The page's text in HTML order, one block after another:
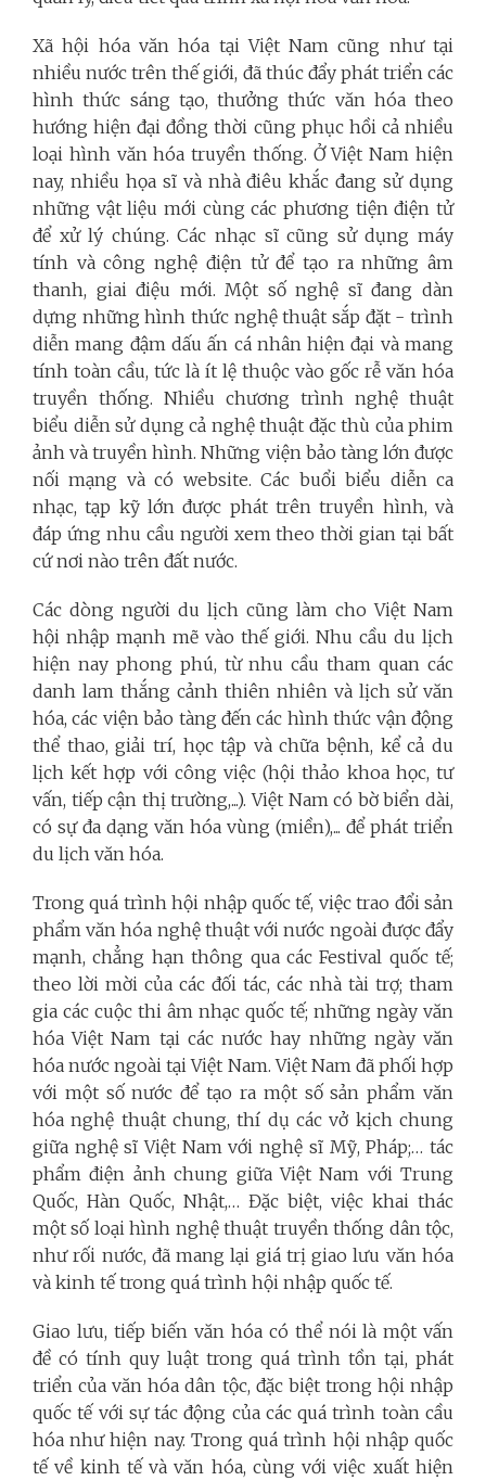
Xã hội hóa văn hóa tại Việt Nam cũng như tại
nhiều nước trên thế giới, đã thúc đẩy phát triển các
hình thức sáng tạo, thưởng thức văn hóa theo
hướng hiện đại đồng thời cũng phục hồi cả nhiều
loại hình văn hóa truyền thống. Ở Việt Nam hiện
nay, nhiều họa sĩ và nhà điêu khắc đang sử dụng
những vật liệu mới cùng các phương tiện điện tử
để xử lý chúng. Các nhạc sĩ cũng sử dụng máy
tính và công nghệ điện tử để tạo ra những âm
thanh, giai điệu mới. Một số nghệ sĩ đang dàn
dựng những hình thức nghệ thuật sắp đặt - trình
diễn mang đậm dấu ấn cá nhân hiện đại và mang
tính toàn cầu, tức là ít lệ thuộc vào gốc rễ văn hóa
truyền thống. Nhiều chương trình nghệ thuật
biểu diễn sử dụng cả nghệ thuật đặc thù của phim
ảnh và truyền hình. Những viện bảo tàng lớn được
nối mạng và có website. Các buổi biểu diễn ca
nhạc, tạp kỹ lớn được phát trên truyền hình, và
đáp ứng nhu cầu người xem theo thời gian tại bất
cứ nơi nào trên đất nước.
Các dòng người du lịch cũng làm cho Việt Nam
hội nhập mạnh mẽ vào thế giới. Nhu cầu du lịch
hiện nay phong phú, từ nhu cầu tham quan các
danh lam thắng cảnh thiên nhiên và lịch sử văn
hóa, các viện bảo tàng đến các hình thức vận động
thể thao, giải trí, học tập và chữa bệnh, kể cả du
lịch kết hợp với công việc (hội thảo khoa học, tư
vấn, tiếp cận thị trường,...). Việt Nam có bờ biển dài,
có sự đa dạng văn hóa vùng (miền),... để phát triển
du lịch văn hóa.
Trong quá trình hội nhập quốc tế, việc trao đổi sản
phẩm văn hóa nghệ thuật với nước ngoài được đẩy
mạnh, chẳng hạn thông qua các Festival quốc tế;
theo lời mời của các đối tác, các nhà tài trợ; tham
gia các cuộc thi âm nhạc quốc tế; những ngày văn
hóa Việt Nam tại các nước hay những ngày văn
hóa nước ngoài tại Việt Nam. Việt Nam đã phối hợp
với một số nước để tạo ra một số sản phẩm văn
hóa nghệ thuật chung, thí dụ các vở kịch chung
giữa nghệ sĩ Việt Nam với nghệ sĩ Mỹ, Pháp;… tác
phẩm điện ảnh chung giữa Việt Nam với Trung
Quốc, Hàn Quốc, Nhật,… Đặc biệt, việc khai thác
một số loại hình nghệ thuật truyền thống dân tộc,
như rối nước, đã mang lại giá trị giao lưu văn hóa
và kinh tế trong quá trình hội nhập quốc tế.
Giao lưu, tiếp biến văn hóa có thể nói là một vấn
đề có tính quy luật trong quá trình tồn tại, phát
triển của văn hóa dân tộc, đặc biệt trong hội nhập
quốc tế với sự tác động của các quá trình toàn cầu
hóa như hiện nay. Trong quá trình hội nhập quốc
tế về kinh tế và văn hóa, cùng với việc xuất hiện